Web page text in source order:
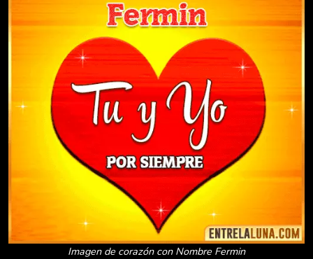
Imagen de corazón con Nombre Fermin